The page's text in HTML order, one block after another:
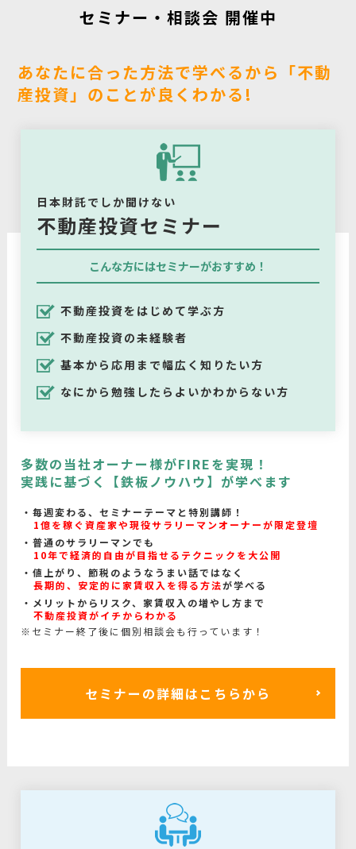
セミナー・相談会 開催中
あなたに合った方法で学べるから「不動
産投資」のことが良くわかる!
日本財託でしか聞けない
不動産投資セミナー
こんな方にはセミナーがおすすめ！
不動産投資をはじめて学ぶ方
不動産投資の未経験者
基本から応用まで幅広く知りたい方
なにから勉強したらよいかわからない方
多数の当社オーナー様がFIREを実現！
実践に基づく【鉄板ノウハウ】が学べます
毎週変わる、セミナーテーマと特別講師！
1億を稼ぐ資産家や現役サラリーマンオーナーが限定登壇
普通のサラリーマンでも
10年で経済的自由が目指せるテクニックを大公開
値上がり、節税のようなうまい話ではなく
長期的、安定的に家賃収入を得る方法が学べる
メリットからリスク、家賃収入の増やし方まで
不動産投資がイチからわかる
※セミナー終了後に個別相談会も行っています！
セミナーの詳細はこちらから